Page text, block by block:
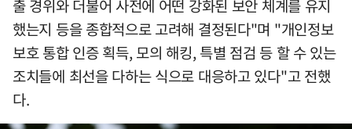
출 경위와 더불어 사전에 어떤 강화된 보안 체계를 유지
했는지 등을 종합적으로 고려해 결정된다"며 "개인정보
보호 통합 인증 획득, 모의 해킹, 특별 점검 등 할 수 있는
조치들에 최선을 다하는 식으로 대응하고 있다"고 전했
다.